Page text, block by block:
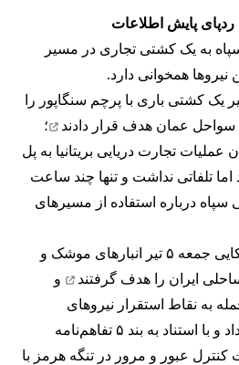
ردپای پایش اطلاعات
به یک کشتی تجاری در مسیر
نیروها همخوانی دارد.
سپاه پنجشنبه ۴ تیر یک کشتی باری با پرچم سنگاپور را
سواحل عمان هدف قرار دادند
؛
تجارت دریایی بریتانیا به پل
تلفاتی نداشت و تنها چند ساعت
سپاه درباره استفاده از مسیرهای
در ادامه، جنگنده‌های آمریکایی جمعه ۵ تیر انبارهای موشک و
ایران را هدف گرفتند
و
به نقاط استقرار نیروهای
آمریکایی در منطقه پاسخ داد و با استناد به بند ۵ تفاهم‌نامه
کنترل عبور و مرور در تنگه هرمز با